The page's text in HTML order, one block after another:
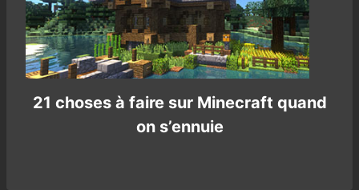
21 choses à faire sur Minecraft quand
on s’ennuie